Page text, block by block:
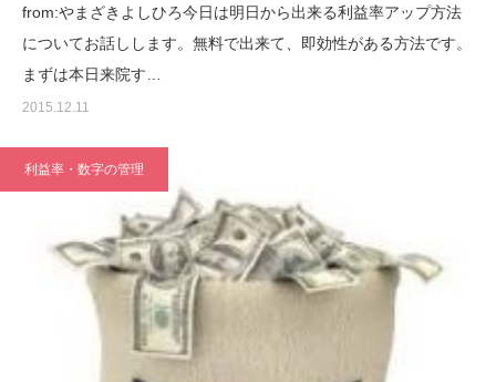
from:やまざきよしひろ今日は明日から出来る利益率アップ方法
についてお話しします。無料で出来て、即効性がある方法です。
まずは本日来院す…
2015.12.11
利益率・数字の管理